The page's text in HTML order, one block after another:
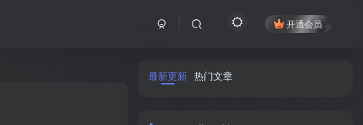
开通会员
最新更新 热门文章